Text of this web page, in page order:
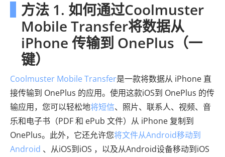
方法 1. 如何通过Coolmuster
Mobile Transfer将数据从
iPhone 传输到 OnePlus（一
键）
Coolmuster Mobile Transfer是一款将数据从 iPhone 直
接传输到 OnePlus 的应用。使用这款iOS到 OnePlus 的传
输应用，您可以轻松地将短信、照片、联系人、视频、音
乐和电子书（PDF 和 ePub 文件）从 iPhone 复制到
OnePlus。此外，它还允许您将文件从Android移动到
Android 、从iOS到iOS ，以及从Android设备移动到iOS